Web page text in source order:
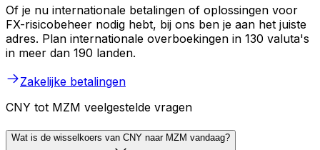
Of je nu internationale betalingen of oplossingen voor
FX-risicobeheer nodig hebt, bij ons ben je aan het juiste
adres. Plan internationale overboekingen in 130 valuta's
in meer dan 190 landen.
Zakelijke betalingen
CNY tot MZM veelgestelde vragen
Wat is de wisselkoers van CNY naar MZM vandaag?